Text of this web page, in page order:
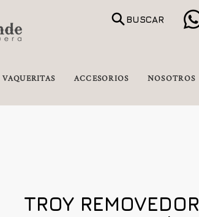
BUSCAR
VAQUERITAS ACCESORIOS NOSOTROS
TROY REMOVEDOR